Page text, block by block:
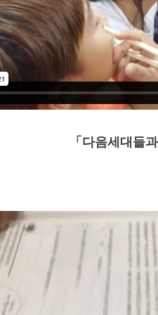
「다음세대들